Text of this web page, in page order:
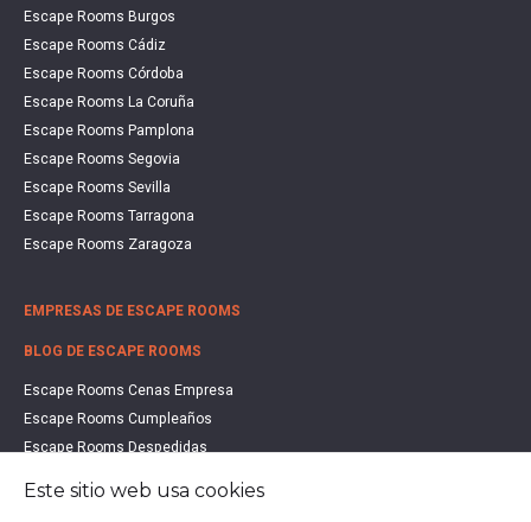
Escape Rooms Burgos
Escape Rooms Cádiz
Escape Rooms Córdoba
Escape Rooms La Coruña
Escape Rooms Pamplona
Escape Rooms Segovia
Escape Rooms Sevilla
Escape Rooms Tarragona
Escape Rooms Zaragoza
EMPRESAS DE ESCAPE ROOMS
BLOG DE ESCAPE ROOMS
Escape Rooms Cenas Empresa
Escape Rooms Cumpleaños
Escape Rooms Despedidas
Escape Rooms Familias
Este sitio web usa cookies